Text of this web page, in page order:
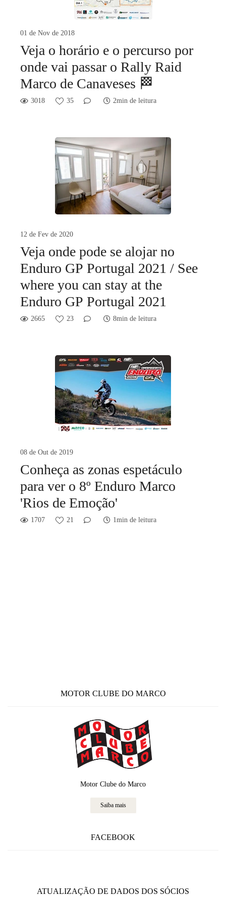
01 de Nov de 2018
Veja o horário e o percurso por
onde vai passar o Rally Raid
Marco de Canaveses 🏁
3018 35 2min de leitura
12 de Fev de 2020
Veja onde pode se alojar no
Enduro GP Portugal 2021 / See
where you can stay at the
Enduro GP Portugal 2021
2665 23 8min de leitura
08 de Out de 2019
Conheça as zonas espetáculo
para ver o 8º Enduro Marco
'Rios de Emoção'
1707 21 1min de leitura
MOTOR CLUBE DO MARCO
Motor Clube do Marco
Saiba mais
FACEBOOK
ATUALIZAÇÃO DE DADOS DOS SÓCIOS